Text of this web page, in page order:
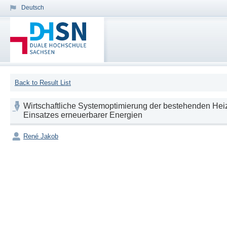
Deutsch
Back to Result List
Wirtschaftliche Systemoptimierung der bestehenden
Einsatzes erneuerbarer Energien
René Jakob